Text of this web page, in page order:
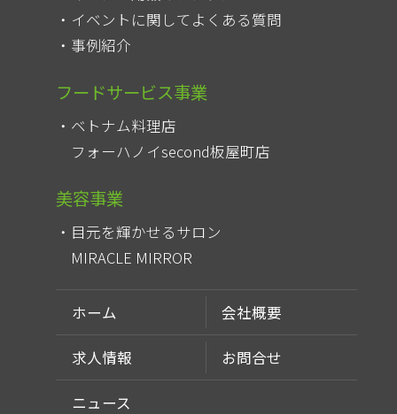
イベントに関してよくある質問
事例紹介
フードサービス事業
ベトナム料理店
フォーハノイsecond板屋町店
美容事業
目元を輝かせるサロン
MIRACLE MIRROR
ホーム 会社概要
求人情報 お問合せ
ニュース